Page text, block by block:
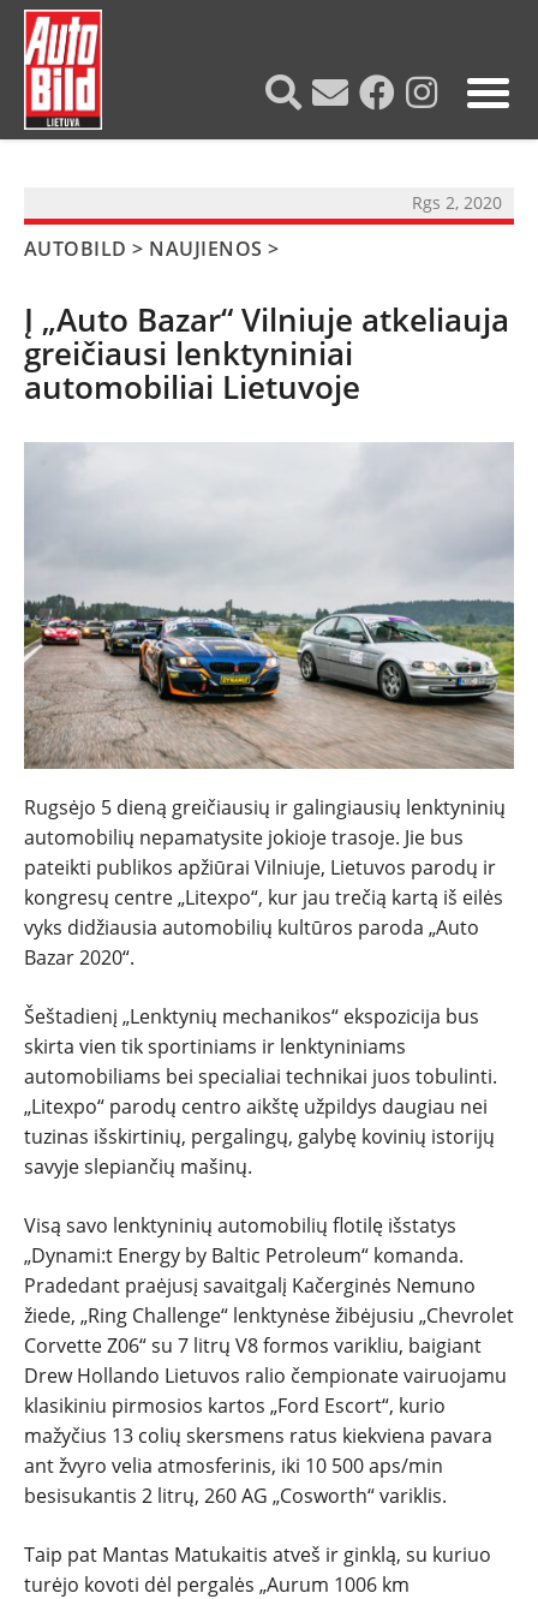
NAUJIENOS
TESTAI
NAUJI
REPORTAŽAI
SPORTAS
ĮVAIRENYBĖS
Rgs 2, 2020
AUTOBILD > NAUJIENOS >
Į „Auto Bazar“ Vilniuje atkeliauja
greičiausi lenktyniniai
automobiliai Lietuvoje
Rugsėjo 5 dieną greičiausių ir galingiausių lenktyninių
automobilių nepamatysite jokioje trasoje. Jie bus
pateikti publikos apžiūrai Vilniuje, Lietuvos parodų ir
kongresų centre „Litexpo“, kur jau trečią kartą iš eilės
vyks didžiausia automobilių kultūros paroda „Auto
Bazar 2020“.
Šeštadienį „Lenktynių mechanikos“ ekspozicija bus
skirta vien tik sportiniams ir lenktyniniams
automobiliams bei specialiai technikai juos tobulinti.
„Litexpo“ parodų centro aikštę užpildys daugiau nei
tuzinas išskirtinių, pergalingų, galybę kovinių istorijų
savyje slepiančių mašinų.
Visą savo lenktyninių automobilių flotilę išstatys
„Dynami:t Energy by Baltic Petroleum“ komanda.
Pradedant praėjusį savaitgalį Kačerginės Nemuno
žiede, „Ring Challenge“ lenktynėse žibėjusiu „Chevrolet
Corvette Z06“ su 7 litrų V8 formos varikliu, baigiant
Drew Hollando Lietuvos ralio čempionate vairuojamu
klasikiniu pirmosios kartos „Ford Escort“, kurio
mažyčius 13 colių skersmens ratus kiekviena pavara
ant žvyro velia atmosferinis, iki 10 500 aps/min
besisukantis 2 litrų, 260 AG „Cosworth“ variklis.
Taip pat Mantas Matukaitis atveš ir ginklą, su kuriuo
turėjo kovoti dėl pergalės „Aurum 1006 km